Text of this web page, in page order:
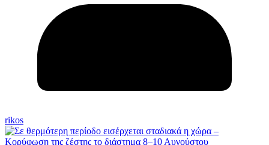
rikos